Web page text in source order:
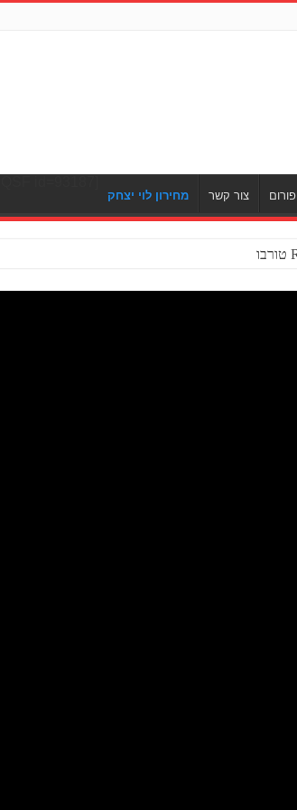
פורום צור קשר מחירון לוי יצחק